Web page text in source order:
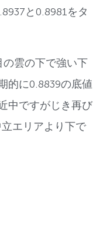
と0.8981をタ
の雲の下で強い下
的に0.8839の底値
中ですがじき再び
エリアより下で